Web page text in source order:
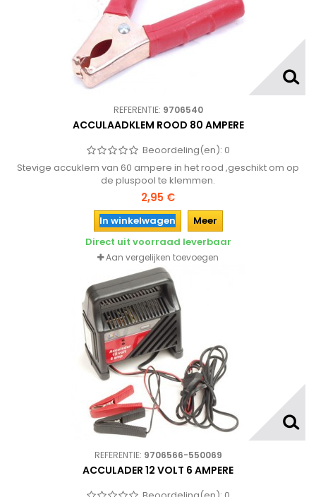
REFERENTIE: 9706540
ACCULAADKLEM ROOD 80 AMPERE
Beoordeling(en): 0
Stevige accuklem van 60 ampere in het rood ,geschikt om op
de pluspool te klemmen.
2,95 €
In winkelwagen
Meer
Direct uit voorraad leverbaar
Aan vergelijken toevoegen
REFERENTIE: 9706566-550069
ACCULADER 12 VOLT 6 AMPERE